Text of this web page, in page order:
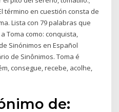
término en cuestión consta de
Lista con 79 palabras que
Toma como: conquista,
Sinónimos en Español
de Sinônimos. Toma é
consegue, recebe, acolhe,
de: